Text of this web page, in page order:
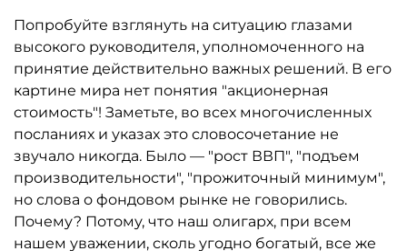
Попробуйте взглянуть на ситуацию глазами
высокого руководителя, уполномоченного на
принятие действительно важных решений. В его
картине мира нет понятия "акционерная
стоимость"! Заметьте, во всех многочисленных
посланиях и указах это словосочетание не
звучало никогда. Было — "рост ВВП", "подъем
производительности", "прожиточный минимум",
но слова о фондовом рынке не говорились.
Почему? Потому, что наш олигарх, при всем
нашем уважении, сколь угодно богатый, все же